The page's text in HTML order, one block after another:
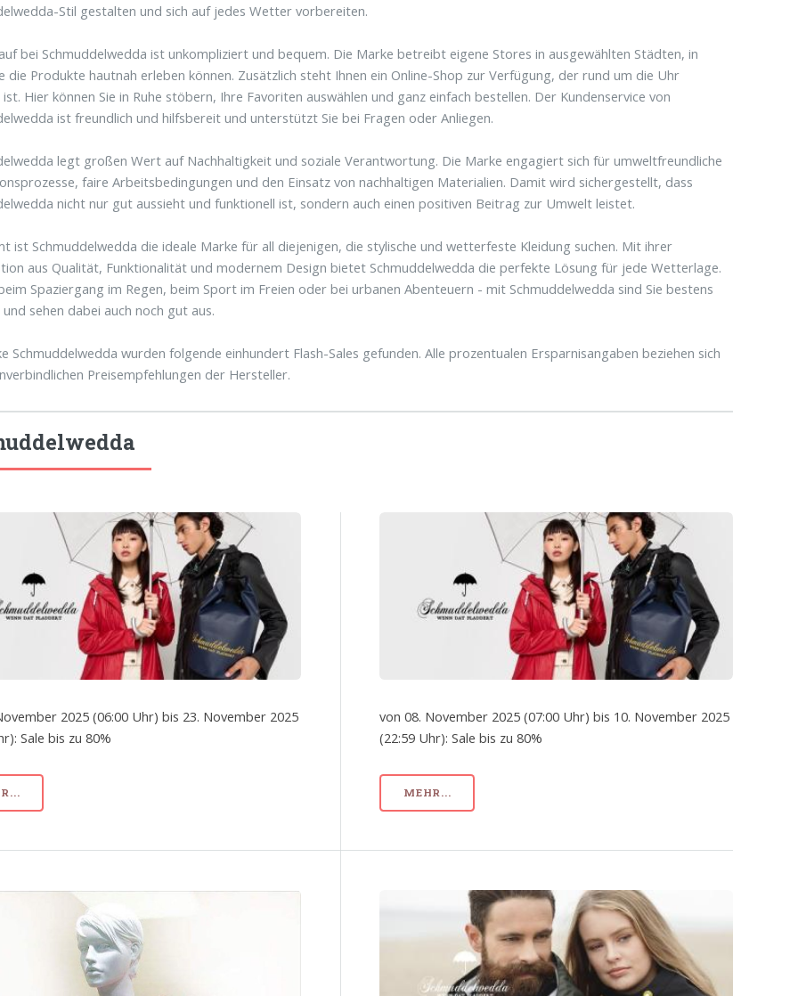
Stil gestalten und sich auf jedes Wetter vorbereiten.
bei Schmuddelwedda ist unkompliziert und bequem. Die Marke betreibt eigene Stores in ausgewählten Städten, in
die Produkte hautnah erleben können. Zusätzlich steht Ihnen ein Online-Shop zur Verfügung, der rund um die Uhr
Hier können Sie in Ruhe stöbern, Ihre Favoriten auswählen und ganz einfach bestellen. Der Kundenservice von
ist freundlich und hilfsbereit und unterstützt Sie bei Fragen oder Anliegen.
legt großen Wert auf Nachhaltigkeit und soziale Verantwortung. Die Marke engagiert sich für umweltfreundliche
faire Arbeitsbedingungen und den Einsatz von nachhaltigen Materialien. Damit wird sichergestellt, dass
nicht nur gut aussieht und funktionell ist, sondern auch einen positiven Beitrag zur Umwelt leistet.
ist Schmuddelwedda die ideale Marke für all diejenigen, die stylische und wetterfeste Kleidung suchen. Mit ihrer
aus Qualität, Funktionalität und modernem Design bietet Schmuddelwedda die perfekte Lösung für jede Wetterlage.
Spaziergang im Regen, beim Sport im Freien oder bei urbanen Abenteuern - mit Schmuddelwedda sind Sie bestens
sehen dabei auch noch gut aus.
Schmuddelwedda wurden folgende einhundert Flash-Sales gefunden. Alle prozentualen Ersparnisangaben beziehen sich
Preisempfehlungen der Hersteller.
2025 (06:00 Uhr) bis 23. November 2025
Sale bis zu 80%
von 08. November 2025 (07:00 Uhr) bis 10. November 2025
(22:59 Uhr): Sale bis zu 80%
MEHR...